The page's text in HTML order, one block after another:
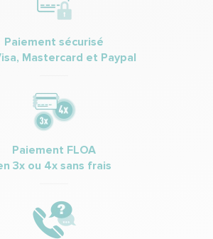
Paiement sécurisé
Mastercard et Paypal
Paiement FLOA
3x ou 4x sans frais